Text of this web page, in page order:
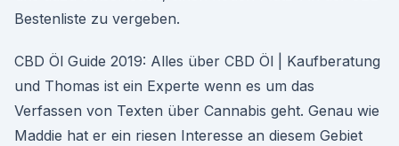
Bestenliste zu vergeben.
CBD Öl Guide 2019: Alles über CBD Öl | Kaufberatung
und Thomas ist ein Experte wenn es um das
Verfassen von Texten über Cannabis geht. Genau wie
Maddie hat er ein riesen Interesse an diesem Gebiet